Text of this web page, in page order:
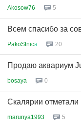
Akosow76 5
Всем спасибо за
PakoStnicа 20
Продаю аквариум
bosaya 0
Скалярии отметали
marunya1993 5